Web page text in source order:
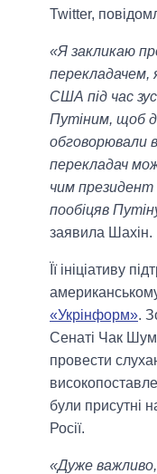
Twitter,
«Я закликаю
перекладачем,
США під час
Путіним, щоб
обговорювали
перекладач
чим
пообіцяв
заявила Шахін.
Її ініціативу
«Укрінформ».
Сенаті Чак
провести
були присутні
Росії.
«Дуже важливо,